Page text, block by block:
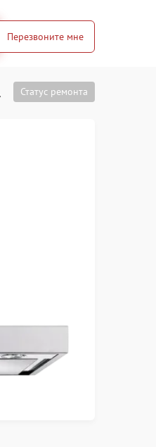
Перезвоните мне
Статус ремонта